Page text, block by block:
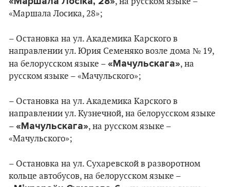
«Маршала Лосика, 28»;
– Остановка на ул. Академика Карского в
направлении ул. Юрия Семеняко возле дома № 19,
на белорусском языке – «Мачульскага», на
русском языке – «Мачульского»;
– Остановка на ул. Академика Карского в
направлении ул. Кузнечной, на белорусском языке
– «Мачульскага», на русском языке –
«Мачульского»;
– Остановка на ул. Сухаревской в разворотном
кольце автобусов, на белорусском языке –